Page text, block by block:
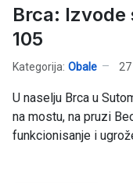
Brca:
105
Kategorija: Obale
U naselju Brca u
na mostu, na pruzi
funkcionisanje i